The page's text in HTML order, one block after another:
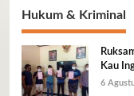
Hukum & Kriminal
Kau
6